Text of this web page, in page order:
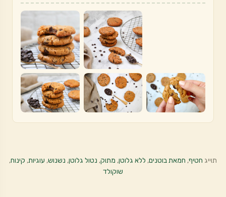
תוייג חטיף, חמאת בוטנים, ללא גלוטן, מתוק, נטול גלוטן, נשנוש, עוגיות, קינוח,
שוקולד